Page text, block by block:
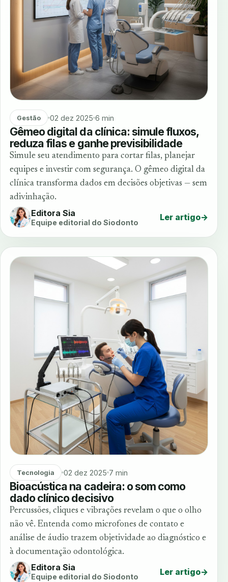
Gestão 02 dez 2025 6 min
Gêmeo digital da clínica: simule fluxos,
reduza filas e ganhe previsibilidade
Simule seu atendimento para cortar filas, planejar
equipes e investir com segurança. O gêmeo digital da
clínica transforma dados em decisões objetivas — sem
adivinhação.
Editora Sia
Equipe editorial do Siodonto Ler artigo→
Tecnologia 02 dez 2025 7 min
Bioacústica na cadeira: o som como
dado clínico decisivo
Percussões, cliques e vibrações revelam o que o olho
não vê. Entenda como microfones de contato e
análise de áudio trazem objetividade ao diagnóstico e
à documentação odontológica.
Editora Sia
Equipe editorial do Siodonto Ler artigo→